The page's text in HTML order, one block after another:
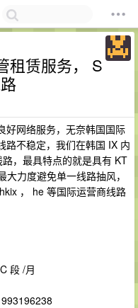
租赁服务， S
好网络服务，无奈韩国国际
路不稳定，我们在韩国 IX 内
，最具特点的就是具有 KT
力度避免单一线路抽风，
， he 等国际运营商线路
段 /月